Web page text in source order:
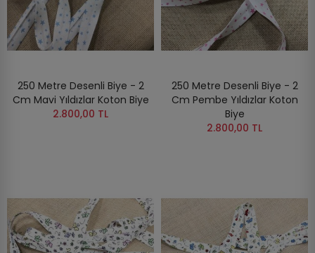
250 Metre Desenli Biye - 2
Cm Mavi Yıldızlar Koton Biye
2.800,00 TL
250 Metre Desenli Biye - 2
Cm Pembe Yıldızlar Koton
Biye
2.800,00 TL